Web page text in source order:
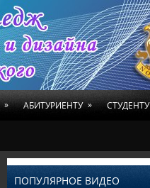
» АБИТУРИЕНТУ » СТУДЕНТУ
ПОПУЛЯРНОЕ ВИДЕО